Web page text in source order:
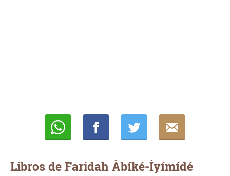
Libros de Faridah Àbíké-Íyímídé